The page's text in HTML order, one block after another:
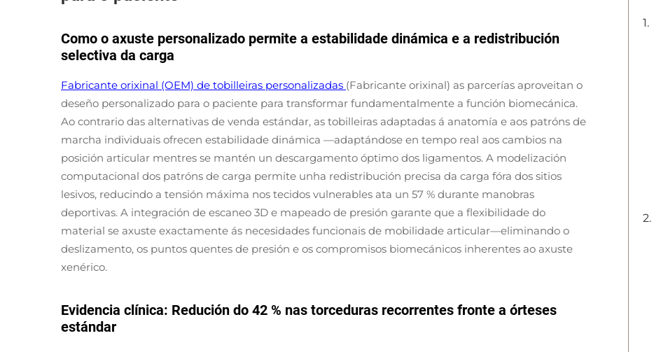
Como o axuste personalizado permite a estabilidade dinámica e a redistribución
selectiva da carga
Fabricante orixinal (OEM) de tobilleiras personalizadas (Fabricante orixinal) as parcerías aproveitan o
deseño personalizado para o paciente para transformar fundamentalmente a función biomecánica.
Ao contrario das alternativas de venda estándar, as tobilleiras adaptadas á anatomía e aos patróns de
marcha individuais ofrecen estabilidade dinámica —adaptándose en tempo real aos cambios na
posición articular mentres se mantén un descargamento óptimo dos ligamentos. A modelización
computacional dos patróns de carga permite unha redistribución precisa da carga fóra dos sitios
lesivos, reducindo a tensión máxima nos tecidos vulnerables ata un 57 % durante manobras
deportivas. A integración de escaneo 3D e mapeado de presión garante que a flexibilidade do
material se axuste exactamente ás necesidades funcionais de mobilidade articular—eliminando o
deslizamento, os puntos quentes de presión e os compromisos biomecánicos inherentes ao axuste
xenérico.
Evidencia clínica: Redución do 42 % nas torceduras recorrentes fronte a órteses
estándar